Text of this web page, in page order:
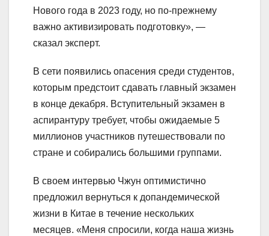
Нового года в 2023 году, но по-прежнему
важно активизировать подготовку», —
сказал эксперт.
В сети появились опасения среди студентов,
которым предстоит сдавать главный экзамен
в конце декабря. Вступительный экзамен в
аспирантуру требует, чтобы ожидаемые 5
миллионов участников путешествовали по
стране и собирались большими группами.
В своем интервью Чжун оптимистично
предложил вернуться к допандемической
жизни в Китае в течение нескольких
месяцев. «Меня спросили, когда наша жизнь